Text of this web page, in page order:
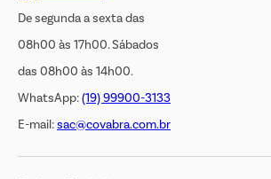
De segunda a sexta das
08h00 às 17h00. Sábados
das 08h00 às 14h00.
WhatsApp:(19) 99900-3133
E-mail:sac@covabra.com.br